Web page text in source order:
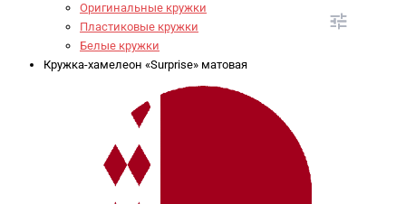
Оригинальные кружки
Пластиковые кружки
Белые кружки
Кружка-хамелеон «Surprise» матовая